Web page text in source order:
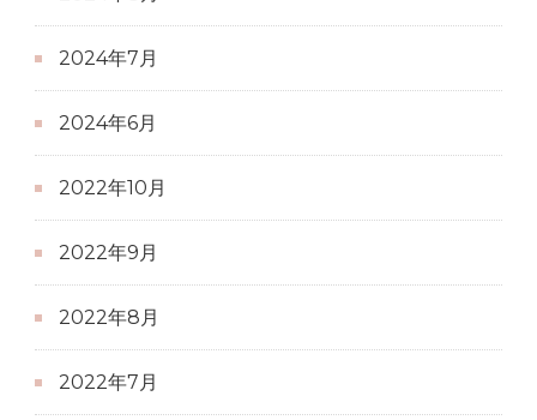
2024年7月
2024年6月
2022年10月
2022年9月
2022年8月
2022年7月